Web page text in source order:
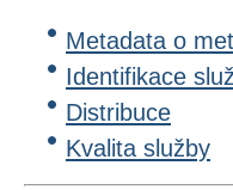
Metadata o
Identifikace
Distribuce
Kvalita služby